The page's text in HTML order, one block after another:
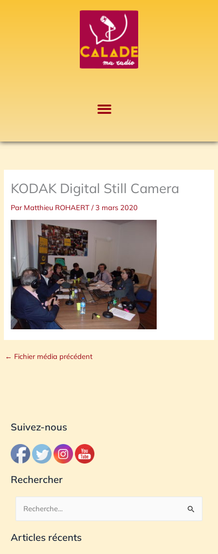
KODAK Digital Still Camera
Par Matthieu ROHAERT/ 3 mars 2020
← Fichier média précédent
Suivez-nous
Rechercher
c
Articles récents